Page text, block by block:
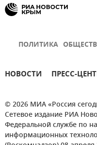
ПОЛИТИКА
НОВОСТИ ПРЕСС-
© 2026 МИА «Россия
Сетевое издание РИА
Федеральной службе по
информационных